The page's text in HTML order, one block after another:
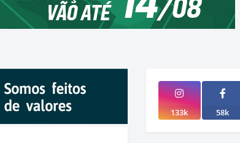
133k 58k